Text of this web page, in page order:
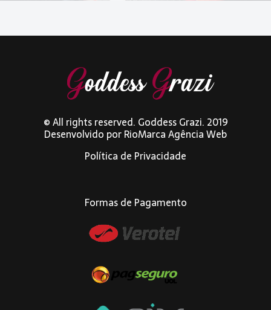
© All rights reserved. Goddess Grazi. 2019
Desenvolvido porRioMarca Agência Web
Política de Privacidade
Formas de Pagamento